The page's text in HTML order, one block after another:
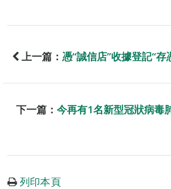
上一篇： 憑“誠信店”收據登記“存
下一篇： 今再有1名新型冠狀病毒
列印本頁